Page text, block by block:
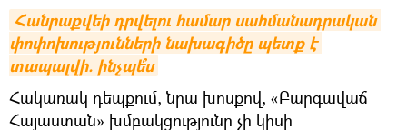
Հանրաքվեի դրվելու համար սահմանադրական
փոփոխությունների նախագիծը պետք է
տապալվի. ինչպե՞ս
Հակառակ դեպքում, նրա խոսքով, «Բարգավաճ
Հայաստան» խմբակցությունը չի կիսի